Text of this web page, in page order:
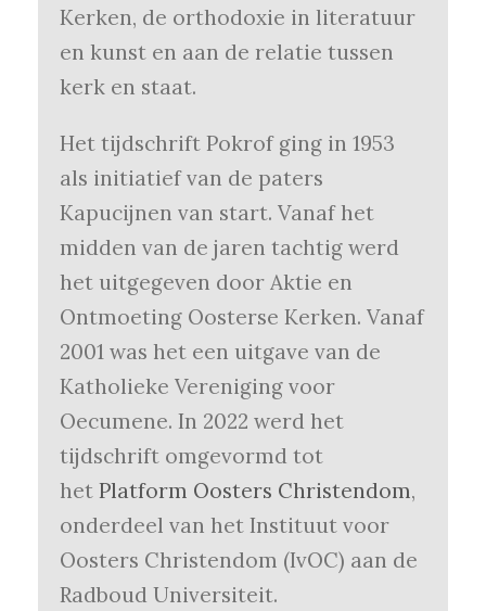
Kerken, de orthodoxie in literatuur
en kunst en aan de relatie tussen
kerk en staat.
Het tijdschrift Pokrof ging in 1953
als initiatief van de paters
Kapucijnen van start. Vanaf het
midden van de jaren tachtig werd
het uitgegeven door Aktie en
Ontmoeting Oosterse Kerken. Vanaf
2001 was het een uitgave van de
Katholieke Vereniging voor
Oecumene. In 2022 werd het
tijdschrift omgevormd tot
het Platform Oosters Christendom,
onderdeel van het Instituut voor
Oosters Christendom (IvOC) aan de
Radboud Universiteit.